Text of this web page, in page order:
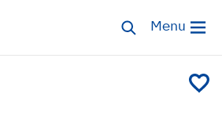
van SchoolwijzerZoek opvang
Open
Menu
Voeg